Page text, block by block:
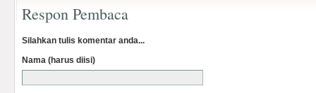
Respon Pembaca
Silahkan tulis komentar anda...
Nama (harus diisi)